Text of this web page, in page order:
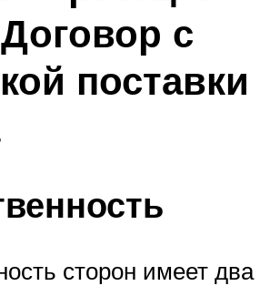
с
поставки
сторон имеет два